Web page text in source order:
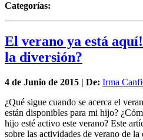
Categorías:
El verano ya está
la diversión?
4 de Junio de 2015 | De: Irma
¿Qué sigue cuando se acerca el
están disponibles para mi hijo?
hijo esté activo este verano? Este
sobre las actividades de verano de la